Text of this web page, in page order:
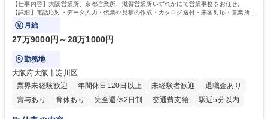
【仕事内容】大阪営業所、京都営業所、滋賀営業所いずれかにて営業事務をお任せ。
【詳細】電話応対・データ入力・伝票や見積の作成・カタログ送付・来客対応・営業所内
で発生する事務業務や業務改善をお任せ。
月給
27万9000円～28万1000円
勤務地
大阪府大阪市淀川区
業界未経験歓迎
年間休日120日以上 未経験者歓迎
退職金あり
賞与あり
育休あり 完全週休2日制 交通費支給
駅近5分以内
土日祝休み